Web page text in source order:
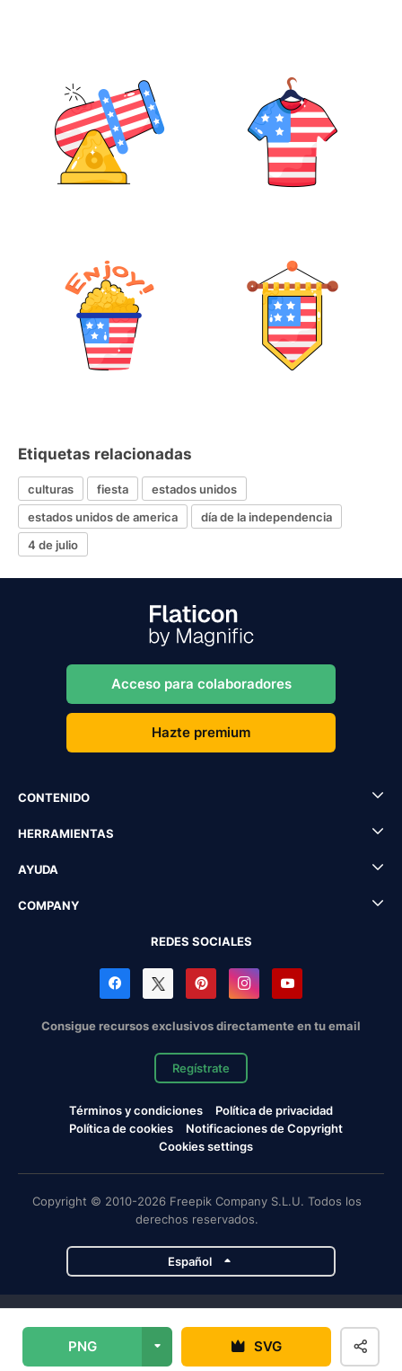
PNG SVG
Etiquetas relacionadas
culturas fiesta
estados unidos
estados unidos de america
día de la independencia
4 de julio
Acceso para colaboradores
Hazte premium
CONTENIDO
HERRAMIENTAS
AYUDA
COMPANY
REDES SOCIALES
Consigue recursos exclusivos directamente en tu email
Regístrate
Términos y condiciones
Política de privacidad
Política de cookies
Notificaciones de Copyright
Cookies settings
Copyright © 2010-2026 Freepik Company S.L.U. Todos los
derechos reservados.
Español